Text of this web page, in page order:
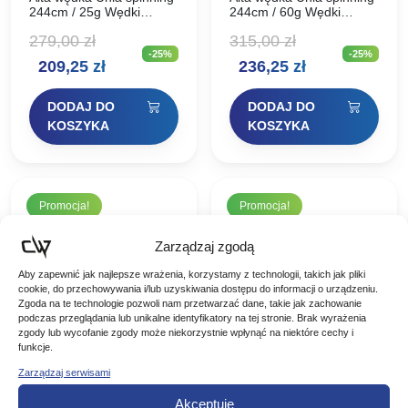
Zarządzaj zgodą
Aby zapewnić jak najlepsze wrażenia, korzystamy z technologii, takich jak pliki
cookie, do przechowywania i/lub uzyskiwania dostępu do informacji o urządzeniu.
Zgoda na te technologie pozwoli nam przetwarzać dane, takie jak zachowanie
podczas przeglądania lub unikalne identyfikatory na tej stronie. Brak wyrażenia
zgody lub wycofanie zgody może niekorzystnie wpłynąć na niektóre cechy i
funkcje.
Zarządzaj serwisami
Akceptuję
244cm / 25g Wędki
to podstawowa seria
specjalistycznych wędzisk
spinningowych nowej
prezentuje się surowo,
minimalistycznie…
279,00zł
Pierwotna
cena
wynosiła:
279,00 zł.
209,25 złAktualna
cena
wynosi:
209,25 zł.
-25%
DODAJ DO
KOSZYKA
244cm / 60g Wędki
to podstawowa seria
specjalistycznych wędzisk
spinningowych nowej
prezentuje się surowo,
minimalistycznie…
315,00zł
Pierwotna
cena
wynosiła:
315,00 zł.
236,25 złAktualna
cena
wynosi:
236,25 zł.
-25%
DODAJ DO
KOSZYKA
Promocja! Promocja!
Alta wędka Unia